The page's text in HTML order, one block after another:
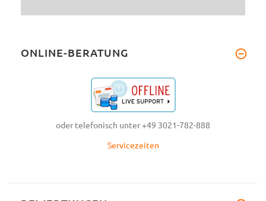
ONLINE-BERATUNG
oder telefonisch unter +49 3021-782-888
Servicezeiten